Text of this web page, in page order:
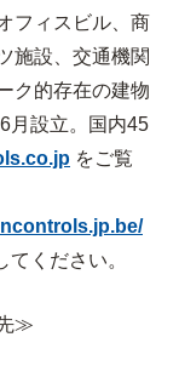
フィスビル、商
施設、交通機関
ク的存在の建物
月設立。国内45
をご覧
ください。
≫